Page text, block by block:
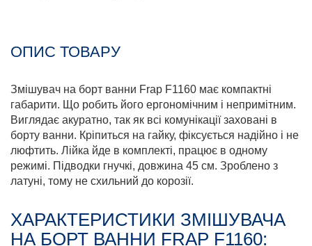
ОПИС ТОВАРУ
Змішувач на борт ванни Frap F1160 має компактні
габарити. Що робить його ергономічним і непримітним.
Виглядає акуратно, так як всі комунікації заховані в
борту ванни. Кріпиться на гайку, фіксується надійно і не
люфтить. Лійка йде в комплекті, працює в одному
режимі. Підводки гнучкі, довжина 45 см. Зроблено з
латуні, тому не схильний до корозії.
ХАРАКТЕРИСТИКИ ЗМІШУВАЧА
НА БОРТ ВАННИ FRAP F1160: